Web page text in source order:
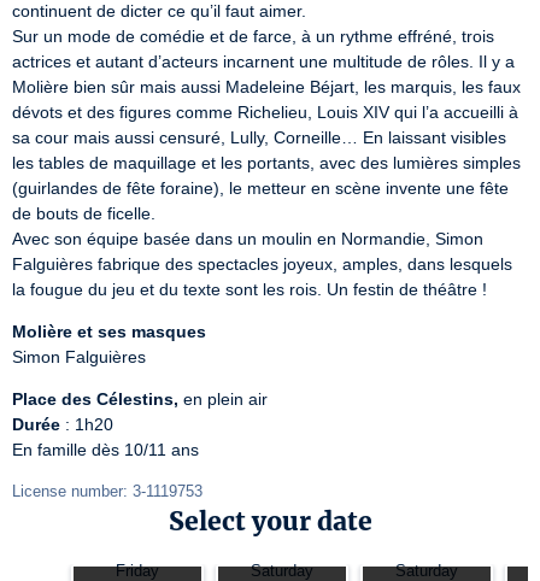
continuent de dicter ce qu’il faut aimer.
Sur un mode de comédie et de farce, à un rythme effréné, trois
actrices et autant d’acteurs incarnent une multitude de rôles. Il y a
Molière bien sûr mais aussi Madeleine Béjart, les marquis, les faux
dévots et des figures comme Richelieu, Louis XIV qui l’a accueilli à
sa cour mais aussi censuré, Lully, Corneille… En laissant visibles
les tables de maquillage et les portants, avec des lumières simples
(guirlandes de fête foraine), le metteur en scène invente une fête
de bouts de ficelle.
Avec son équipe basée dans un moulin en Normandie, Simon
Falguières fabrique des spectacles joyeux, amples, dans lesquels
la fougue du jeu et du texte sont les rois. Un festin de théâtre !
Molière et ses masques
Simon Falguières
Place des Célestins,
Durée : 1h20
En famille dès 10/11 ans
License number: 3-1119753
Select your date
Friday Saturday Saturday